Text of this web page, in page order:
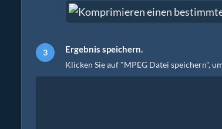
Ergebnis speichern.
Klicken Sie auf "MPEG Datei speichern",